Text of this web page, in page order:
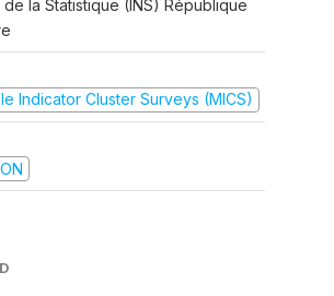
de la Statistique (INS) République
Indicator Cluster Surveys (MICS)